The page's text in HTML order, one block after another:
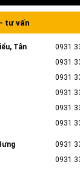
tư vấn
Tân
0931
0931
0931
0931
0931
0931
0931
0931